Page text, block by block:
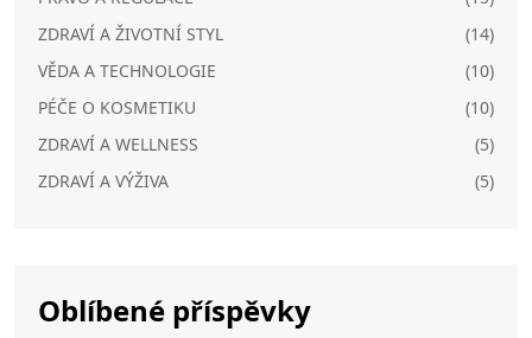
ZDRAVÍ A ŽIVOTNÍ STYL
(14)
VĚDA A TECHNOLOGIE
(10)
PÉČE O KOSMETIKU
(10)
ZDRAVÍ A WELLNESS
(5)
ZDRAVÍ A VÝŽIVA
(5)
Oblíbené příspěvky